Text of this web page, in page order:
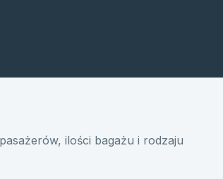
ilości bagażu i rodzaju